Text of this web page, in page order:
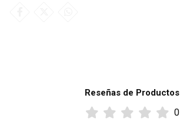
Reseñas de Productos
0